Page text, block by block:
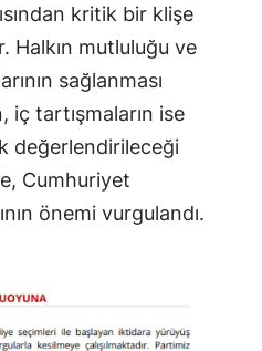
kritik bir klişe
Halkın mutluluğu ve
sağlanması
tartışmaların ise
değerlendirileceği
Cumhuriyet
önemi vurgulandı.